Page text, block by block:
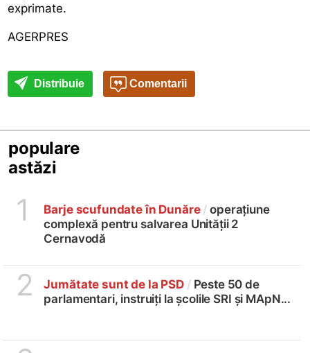
exprimate.
AGERPRES
Distribuie Comentarii
populare
astăzi
1 Barje scufundate în Dunăre / operațiune
complexă pentru salvarea Unității 2
Cernavodă
2 Jumătate sunt de la PSD / Peste 50 de
parlamentari, instruiți la școlile SRI și MApN...